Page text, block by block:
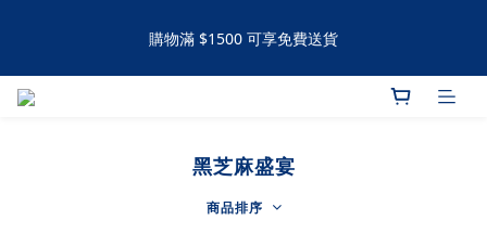
購物滿 $1500 可享免費送貨
手工撻 / 曲奇購買滿60件可享有九五折優惠 滿120件可享有九折優
黑芝麻盛宴
商品排序